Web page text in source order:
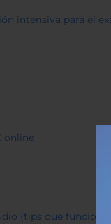
intensiva para el
online
(tips que funcionan)